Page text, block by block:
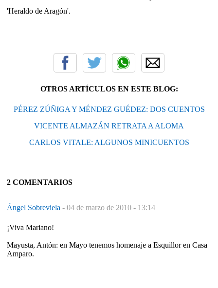
'Heraldo de Aragón'.
OTROS ARTÍCULOS EN ESTE BLOG:
PÉREZ ZÚÑIGA Y MÉNDEZ GUÉDEZ: DOS CUENTOS
VICENTE ALMAZÁN RETRATA A ALOMA
CARLOS VITALE: ALGUNOS MINICUENTOS
2 COMENTARIOS
Ángel Sobreviela - 04 de marzo de 2010 - 13:14
¡Viva Mariano!
Mayusta, Antón: en Mayo tenemos homenaje a Esquillor en Casa
Amparo.